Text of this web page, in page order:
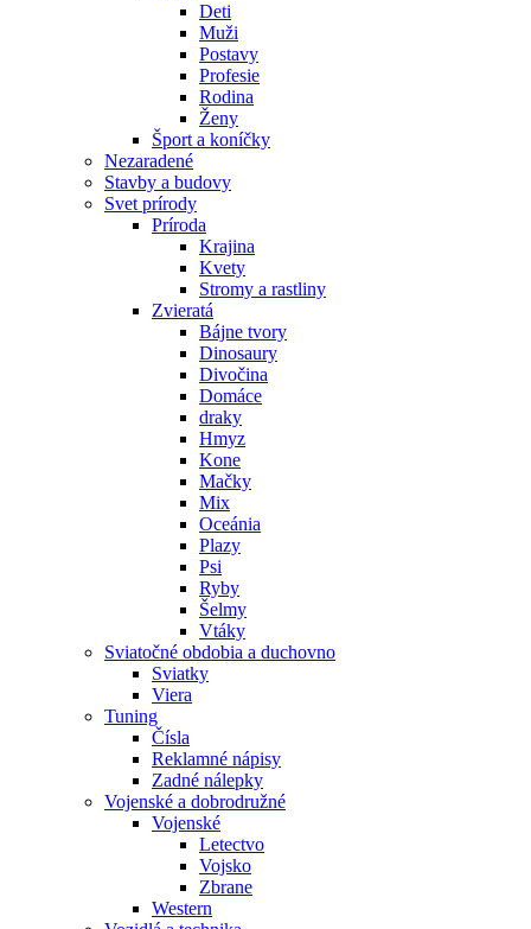
Deti
Muži
Postavy
Profesie
Rodina
Ženy
Šport a koníčky
Nezaradené
Stavby a budovy
Svet prírody
Príroda
Krajina
Kvety
Stromy a rastliny
Zvieratá
Bájne tvory
Dinosaury
Divočina
Domáce
draky
Hmyz
Kone
Mačky
Mix
Oceánia
Plazy
Psi
Ryby
Šelmy
Vtáky
Sviatočné obdobia a duchovno
Sviatky
Viera
Tuning
Čísla
Reklamné nápisy
Zadné nálepky
Vojenské a dobrodružné
Vojenské
Letectvo
Vojsko
Zbrane
Western